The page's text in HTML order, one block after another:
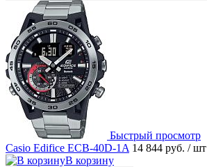
Быстрый просмотр
Casio Edifice ECB-40D-1A 14 844 руб. / шт
В корзину